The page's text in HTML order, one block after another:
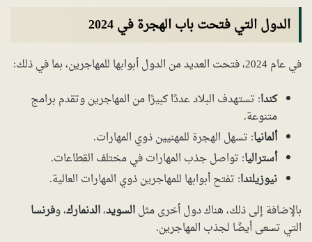
الدول التي فتحت باب الهجرة في 2024
في عام 2024، فتحت العديد من الدول أبوابها للمهاجرين، بما في ذلك:
كندا: تستهدف البلاد عددًا كبيرًا من المهاجرين وتقدم برامج
متنوعة.
ألمانيا: تسهل الهجرة للمهنيين ذوي المهارات.
أستراليا: تواصل جذب المهارات في مختلف القطاعات.
نيوزيلندا: تفتح أبوابها للمهاجرين ذوي المهارات العالية.
بالإضافة إلى ذلك، هناك دول أخرى مثلالسويد،الدنمارك، وفرنسا
التي تسعى أيضًا لجذب المهاجرين.